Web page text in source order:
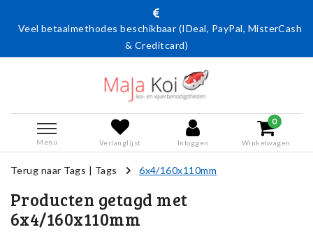
Veel betaalmethodes beschikbaar (IDeal, PayPal, MisterCash
& Creditcard)
Menu Verlanglijst Inloggen
0
Winkelwagen
Terug naar Tags | Tags 6x4/160x110mm
Producten getagd met
6x4/160x110mm